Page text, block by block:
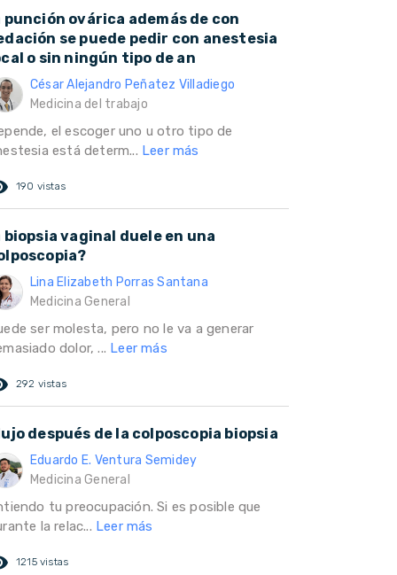
punción ovárica además de con
se puede pedir con anestesia
o sin ningún tipo de an
César Alejandro Peñatez Villadiego
Medicina del trabajo
el escoger uno u otro tipo de
está determ... Leer más
190 vistas
biopsia vaginal duele en una
Lina Elizabeth Porras Santana
Medicina General
ser molesta, pero no le va a generar
dolor, ... Leer más
292 vistas
después de la colposcopia biopsia
Eduardo E. Ventura Semidey
Medicina General
tu preocupación. Si es posible que
la relac... Leer más
1215 vistas